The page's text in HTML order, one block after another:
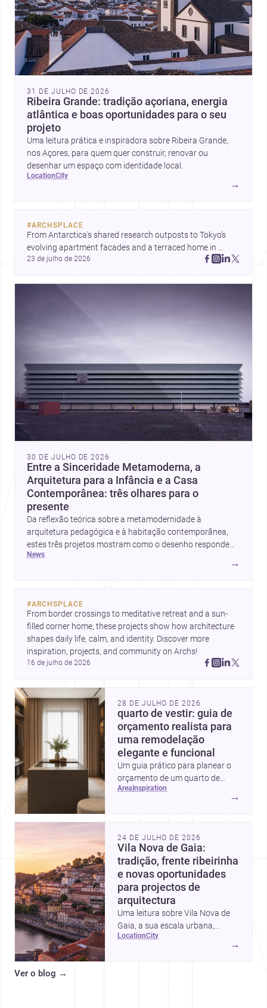
31 DE JULHO DE 2026
Ribeira Grande: tradição açoriana, energia
atlântica e boas oportunidades para o seu
projeto
Uma leitura prática e inspiradora sobre Ribeira Grande,
nos Açores, para quem quer construir, renovar ou
desenhar um espaço com identidade local.
location city
→
#ARCHSPLACE
From Antarctica’s shared research outposts to Tokyo’s
evolving apartment facades and a terraced home in
Amman, these projects show how architecture adapts to
23 de julho de 2026
30 DE JULHO DE 2026
Entre a Sinceridade Metamoderna, a
Arquitetura para a Infância e a Casa
Contemporânea: três olhares para o
presente
Da reflexão teórica sobre a metamodernidade à
arquitetura pedagógica e à habitação contemporânea,
estes três projetos mostram como o desenho responde
hoje a emoção, uso e contexto. Para arquitetos, são
pistas valiosas sobre como criar espaços mais humanos,
news
→
#ARCHSPLACE
From border crossings to meditative retreat and a sun-
filled corner home, these projects show how architecture
shapes daily life, calm, and identity. Discover more
inspiration, projects, and community on Archs!
16 de julho de 2026
28 DE JULHO DE 2026
quarto de vestir: guia de
orçamento realista para
uma remodelação
elegante e funcional
Um guia prático para planear o
orçamento de um quarto de
vestir em Portugal, com
escondidas.
area inspiration
→
24 DE JULHO DE 2026
Vila Nova de Gaia:
tradição, frente ribeirinha
e novas oportunidades
para projectos de
arquitectura
Uma leitura sobre Vila Nova de
Gaia, a sua escala urbana,
património arquitectónico e
location city
→
Ver o blog →